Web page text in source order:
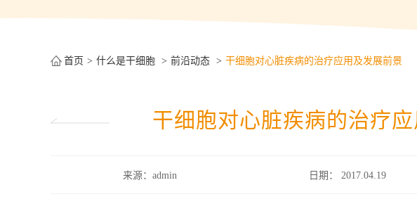
首页 什么是干细胞 前沿动态 干细胞对心脏疾病的治疗应用及发展前景
干细胞对心脏疾病的治疗
来源：admin 日期： 2017.04.19